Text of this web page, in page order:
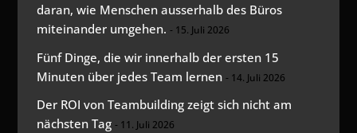
daran, wie Menschen ausserhalb des Büros
miteinander umgehen.
15. Juli 2026
Fünf Dinge, die wir innerhalb der ersten 15
Minuten über jedes Team lernen
14. Juli 2026
Der ROI von Teambuilding zeigt sich nicht am
nächsten Tag
11. Juli 2026